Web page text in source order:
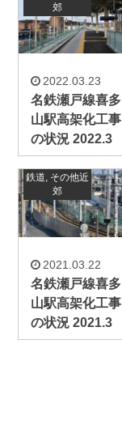
名鉄瀬戸線喜多
山駅高架化工事
の状況 2022.3
2022.03.23
郊
名鉄瀬戸線喜多
山駅高架化工事
の状況 2021.3
2021.03.22
鉄道 その他近
郊